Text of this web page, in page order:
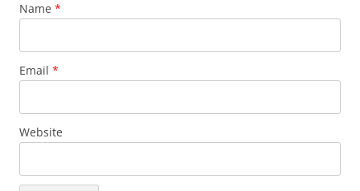
Name *
Email *
Website